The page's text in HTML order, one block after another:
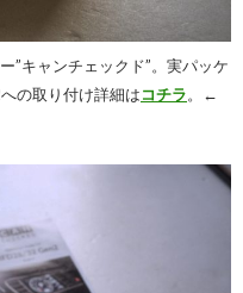
”キャンチェックド”。実パッケ
の取り付け詳細はコチラ。←